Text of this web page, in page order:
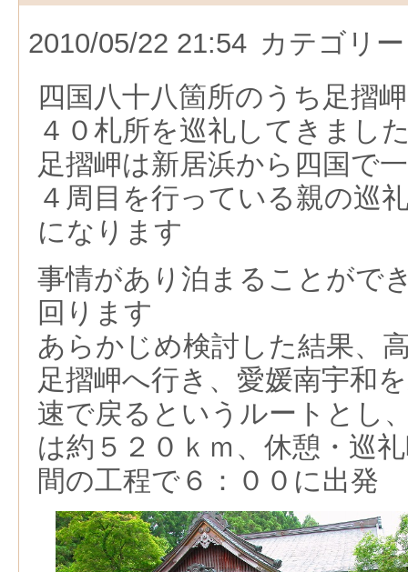
2010/05/22 21:54 カテゴリ
四国八十八箇所のうち足摺
４０札所を巡礼してきまし
足摺岬は新居浜から四国で
４周目を行っている親の巡
になります
事情があり泊まることがで
回ります
あらかじめ検討した結果、
足摺岬へ行き、愛媛南宇和
速で戻るというルートとし
は約５２０ｋｍ、休憩・巡
間の工程で６：００に出発